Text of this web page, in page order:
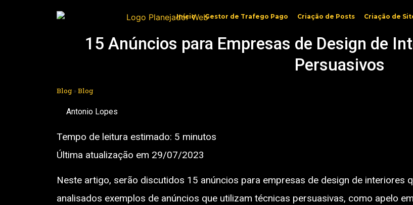
Início Gestor de Trafego Pago Criação de Posts Criação de
15 Anúncios para Empresas de Design de
Persuasivos
Blog »Blog
Antonio Lopes
Tempo de leitura estimado: 5 minutos
Última atualização em 29/07/2023
Neste artigo, serão discutidos 15 anúncios para empresas de design de interiores
analisados exemplos de anúncios que utilizam técnicas persuasivas, como apelo